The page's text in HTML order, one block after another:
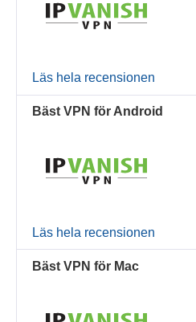
Läs hela recensionen
Bäst VPN för Android
Läs hela recensionen
Bäst VPN för Mac